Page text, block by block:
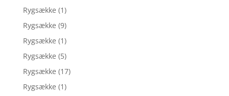
Rygsække (1)
Rygsække (9)
Rygsække (1)
Rygsække (5)
Rygsække (17)
Rygsække (1)